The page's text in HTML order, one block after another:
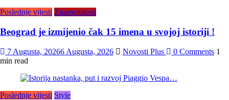
Poslednje vijesti Znamenitosti
Beograd je izmijenio čak 15 imena u svojoj istoriji !
7 Augusta, 20266 Augusta, 2026 Novosti Plus 0 Comments 1
min read
Poslednje vijesti Style